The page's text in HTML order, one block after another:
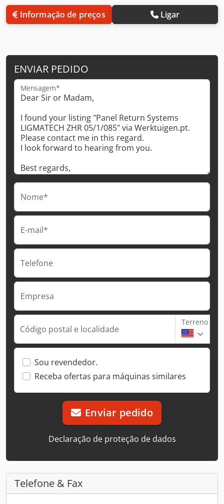
Informação de preços Ligar
ENVIAR PEDIDO
Mensagem*
Nome*
E-mail*
Telefone
Empresa
Código postal e localidade
Terreno
Sou revendedor.
Receba ofertas para máquinas similares
Enviar pedido
Declaração de proteção de dados
Telefone & Fax